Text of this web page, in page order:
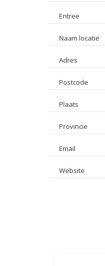
Entree
Naam locatie
Adres
Postcode
Plaats
Provincie
Email
Website